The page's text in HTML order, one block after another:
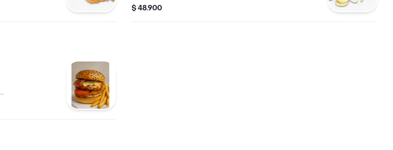
$ 48.900